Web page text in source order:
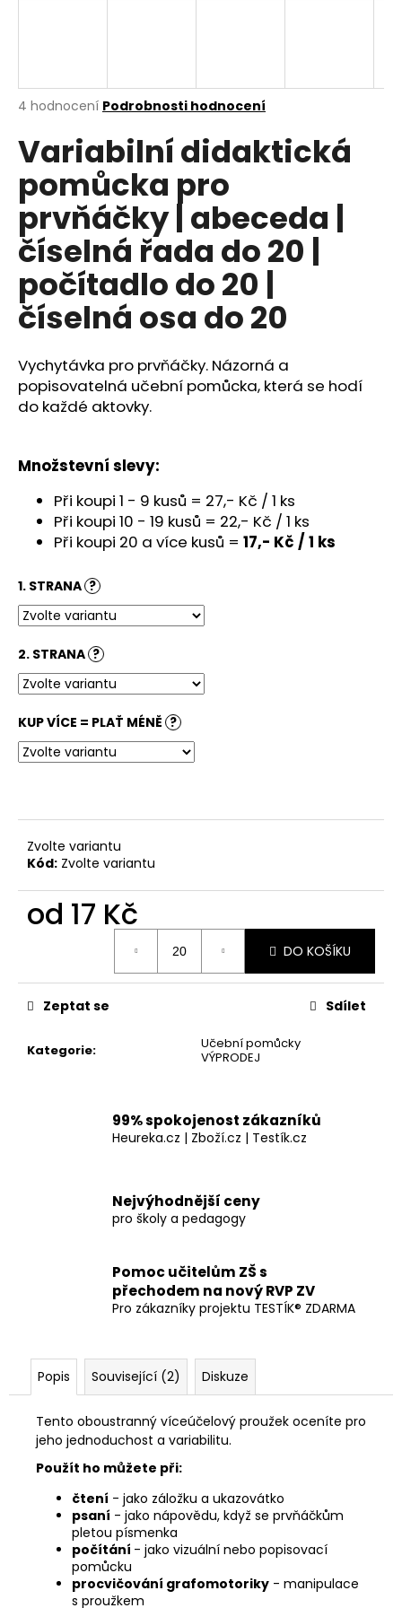
Průměrné
produktu
je
5
hvězdiček.
4 hodnocení Podrobnosti hodnocení
Variabilní didaktická
pomůcka pro
prvňáčky | abeceda |
číselná řada do 20 |
počítadlo do 20 |
číselná osa do 20
Vychytávka pro prvňáčky. Názorná a
popisovatelná učební pomůcka, která se hodí
do každé aktovky.
Množstevní slevy:
Při koupi 1 - 9 kusů = 27,- Kč / 1 ks
Při koupi 10 - 19 kusů = 22,- Kč / 1 ks
Při koupi 20 a více kusů = 17,- Kč / 1 ks
1. STRANA ?
2. STRANA ?
KUP VÍCE = PLAŤ MÉNĚ ?
Zvolte variantu
Kód: Zvolte variantu
od 17 Kč
DO KOŠÍKU
Kategorie:
Učební pomůcky
VÝPRODEJ
Zeptat se Sdílet
99% spokojenost zákazníků
Heureka.cz | Zboží.cz | Testík.cz
Nejvýhodnější ceny
pro školy a pedagogy
Pomoc učitelům ZŠ s
přechodem na nový RVP ZV
Pro zákazníky projektu TESTÍK® ZDARMA
Popis Související (2) Diskuze
Tento oboustranný víceúčelový proužek oceníte pro
jeho jednoduchost a variabilitu.
Použít ho můžete při:
čtení - jako záložku a ukazovátko
psaní - jako nápovědu, když se prvňáčkům
pletou písmenka
počítání - jako vizuální nebo popisovací
pomůcku
procvičování grafomotoriky - manipulace
s proužkem
t
?
HLEDAT
D
o
p
r
u
č
e
V
PODOBĚ
TAŠKY
JEDNODUŠE,
PŘEHLEDNĚ
A
LEVNĚ
Kč
Původně:
23
Kč